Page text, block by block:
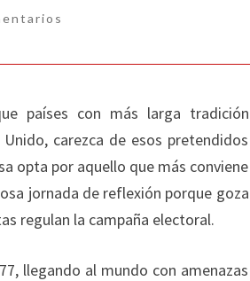
países con más larga tradición
carezca de esos pretendidos
opta por aquello que más conviene
jornada de reflexión porque goza
regulan la campaña electoral.
llegando al mundo con amenazas